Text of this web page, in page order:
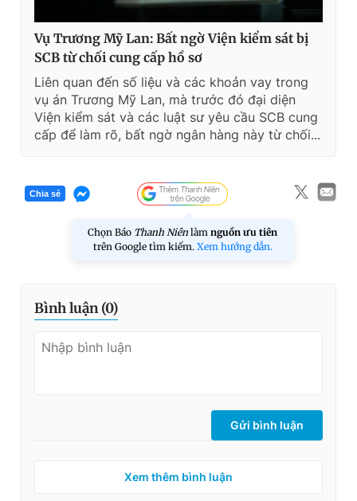
Vụ Trương Mỹ Lan: Bất ngờ Viện kiểm sát bị
SCB từ chối cung cấp hồ sơ
Liên quan đến số liệu và các khoản vay trong
vụ án Trương Mỹ Lan, mà trước đó đại diện
Viện kiểm sát và các luật sư yêu cầu SCB cung
cấp để làm rõ, bất ngờ ngân hàng này từ chối...
Chia sẻ
Chọn Báo Thanh Niên làm nguồn ưu tiên
trên Google tìm kiếm. Xem hướng dẫn.
Bình luận (0)
Gửi bình luận
Xem thêm bình luận